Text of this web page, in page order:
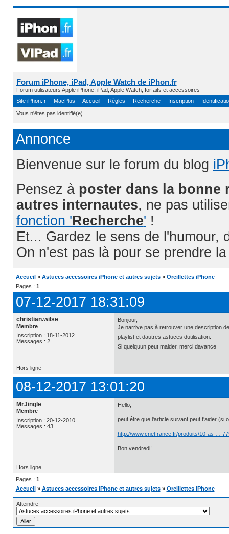
Forum iPhone, iPad, Apple Watch de iPhon.fr
Forum utilisateurs Apple iPhone, iPad, Apple Watch, forfaits et accessoires
Site iPhon.fr
MacPlus Accueil Règles Recherche Inscription
Vous n'êtes pas identifié(e).
Annonce
Bienvenue sur le forum du blog
Pensez à poster dans la bonne
autres internautes, ne pas
fonction 'Recherche' !
Et... Gardez le sens de l'humour,
On n'est pas là pour se prendre
Accueil » Astuces accessoires iPhone et autres sujets » Oreillettes iPhone
Pages : 1
07-12-2017 18:31:09
christian.wilse
Membre
Inscription : 18-11-2012
Messages : 2
Bonjour,
Je narrive pas à retrouver une description
playlist et dautres astuces dutilisation.
Si quelquun peut maider, merci davance
Hors ligne
08-12-2017 13:01:20
MrJingle
Membre
Inscription : 20-12-2010
Messages : 43
Hello,
peut être que l'article suivant peut t'aider (si
http://www.cnetfrance.fr/produits/10-as …
Bon vendredi!
Hors ligne
Pages : 1
Accueil » Astuces accessoires iPhone et autres sujets » Oreillettes iPhone
Atteindre